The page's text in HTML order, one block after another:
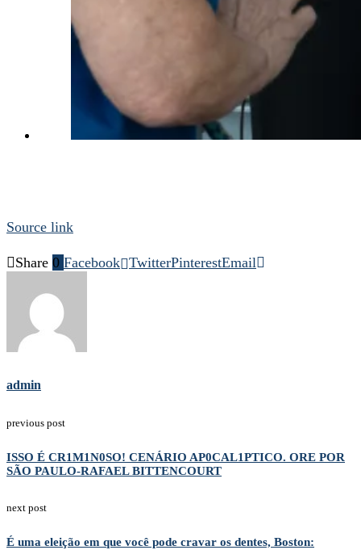
Source link
Share 0 Facebook TwitterPinterestEmail
admin
previous post
ISSO É CR1M1N0SO! CENÁRIO AP0CAL1PTICO. ORE POR
SÃO PAULO-RAFAEL BITTENCOURT
next post
É uma eleição em que você pode cravar os dentes, Boston: